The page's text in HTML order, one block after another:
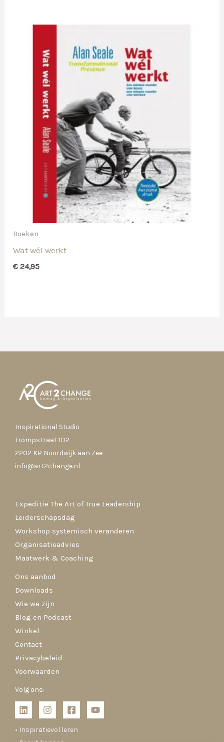
Boeken
Wat wél werkt
€ 24,95
Inspirational Studio
Trompstraat 1D2
2202 KP Noordwijk aan Zee
info@art2change.nl
Expeditie The Art of True Leadership
Leiderschapsdag
Workshop systemisch veranderen
Organisatieadvies
Maatwerk & Coaching
Ons aanbod
Downloads
Wie we zijn
Blog en Podcast
Winkel
Contact
Privacybeleid
Voorwaarden
Volg ons:
• Inspiratievol leren